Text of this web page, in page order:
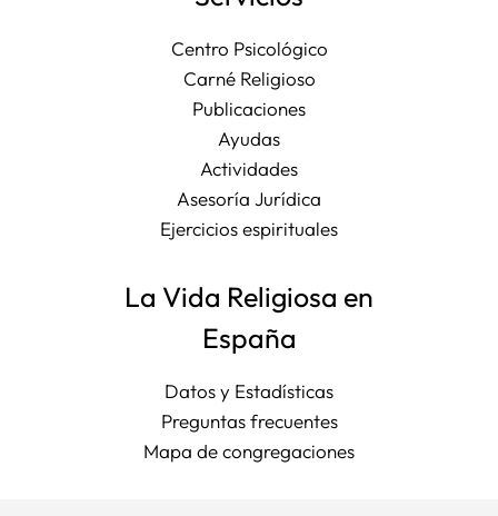
Centro Psicológico
Carné Religioso
Publicaciones
Ayudas
Actividades
Asesoría Jurídica
Ejercicios espirituales
La Vida Religiosa en
España
Datos y Estadísticas
Preguntas frecuentes
Mapa de congregaciones